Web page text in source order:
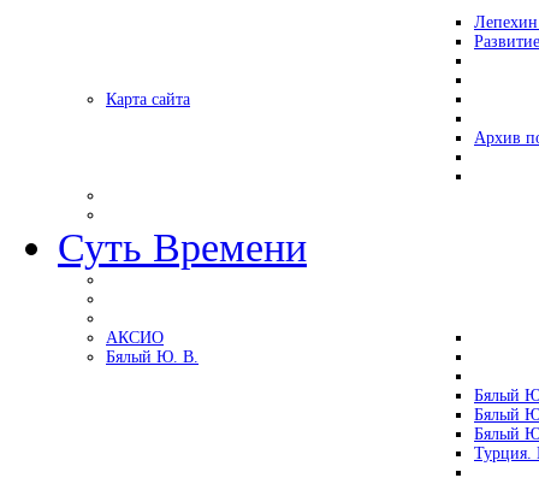
Карта сайта
Архив
Суть Времени
АКСИО
Бялый Ю. В.
Бялый
Бялый
Бялый
Турция.